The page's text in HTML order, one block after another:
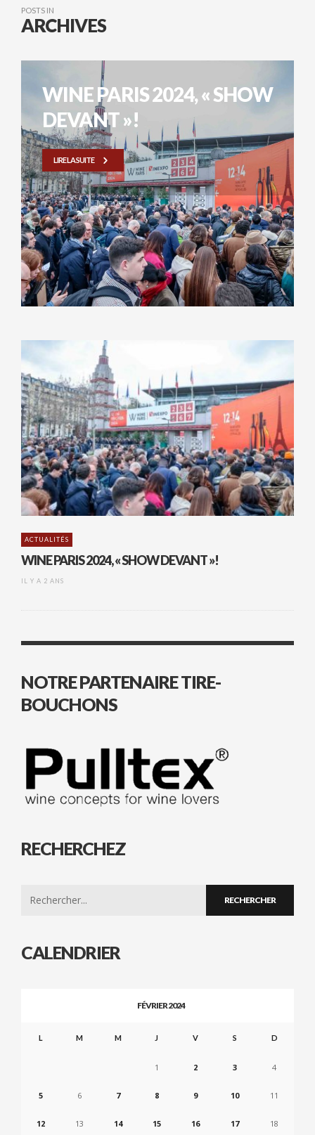
POSTS IN
ARCHIVES
WINE PARIS 2024, « SHOW
DEVANT »!
LIRE LA SUITE
ACTUALITÉS
WINE PARIS 2024, « SHOW DEVANT »!
IL Y A 2 ANS
NOTRE PARTENAIRE TIRE-
BOUCHONS
RECHERCHEZ
CALENDRIER
FÉVRIER 2024
L M M J V S D
1 2 3 4
5 6 7 8 9 10 11
12 13 14 15 16 17 18